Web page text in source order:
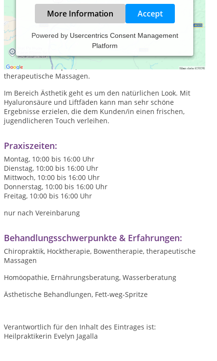
More Information Accept
Powered by Usercentrics Consent Management
Platform
Schwerpunktmäßig behandel ich Menschen mit
Bewegungseinschränkungen und Schmerzen. Dazu gehören
Intensivere Therapien, aber auch sanfte Korrekturen und
therapeutische Massagen.
Im Bereich Ästhetik geht es um den natürlichen Look. Mit
Hyaluronsäure und Liftfäden kann man sehr schöne
Ergebnisse erzielen, die dem Kunden/in einen frischen,
jugendlicheren Touch verleihen.
Praxiszeiten:
Montag, 10:00 bis 16:00 Uhr
Dienstag, 10:00 bis 16:00 Uhr
Mittwoch, 10:00 bis 16:00 Uhr
Donnerstag, 10:00 bis 16:00 Uhr
Freitag, 10:00 bis 16:00 Uhr
nur nach Vereinbarung
Behandlungsschwerpunkte & Erfahrungen:
Chiropraktik, Hocktherapie, Bowentherapie, therapeutische
Massagen
Homöopathie, Ernährungsberatung, Wasserberatung
Ästhetische Behandlungen, Fett-weg-Spritze
Verantwortlich für den Inhalt des Eintrages ist:
Heilpraktikerin Evelyn Jagalla